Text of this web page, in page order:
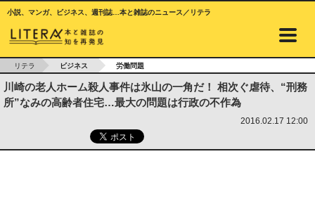
小説、マンガ、ビジネス、週刊誌…本と雑誌のニュース／リテラ
リテラ ビジネス 労働問題
川崎の老人ホーム殺人事件は氷山の一角だ！ 相次ぐ虐待、“刑務
所”なみの高齢者住宅…最大の問題は行政の不作為
2016.02.17 12:00